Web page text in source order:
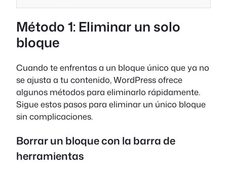
Método 1: Eliminar un solo
bloque
Cuando te enfrentas a un bloque único que ya no
se ajusta a tu contenido, WordPress ofrece
algunos métodos para eliminarlo rápidamente.
Sigue estos pasos para eliminar un único bloque
sin complicaciones.
Borrar un bloque con la barra de
herramientas